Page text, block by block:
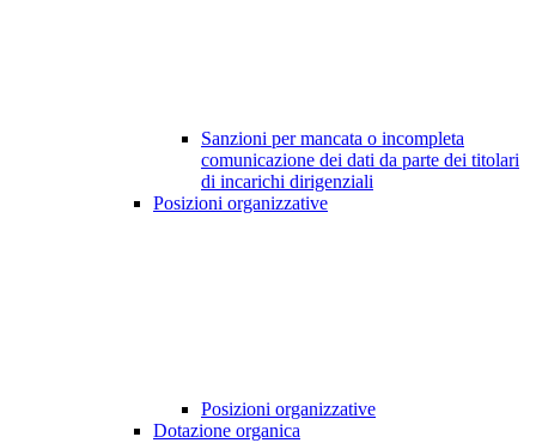
Sanzioni per mancata o incompleta
comunicazione dei dati da parte dei titolari
di incarichi dirigenziali
Posizioni organizzative
Posizioni organizzative
Dotazione organica